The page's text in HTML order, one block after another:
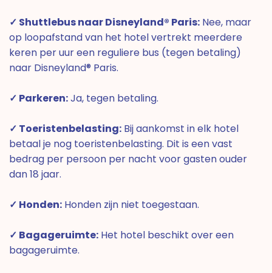
✓ Shuttlebus naar Disneyland® Paris: Nee, maar
op loopafstand van het hotel vertrekt meerdere
keren per uur een reguliere bus (tegen betaling)
naar Disneyland® Paris.
✓ Parkeren:Ja, tegen betaling.
✓ Toeristenbelasting: Bij aankomst in elk hotel
betaal je nog toeristenbelasting. Dit is een vast
bedrag per persoon per nacht voor gasten ouder
dan 18 jaar.
✓ Honden: Honden zijn niet toegestaan.
✓ Bagageruimte: Het hotel beschikt over een
bagageruimte.